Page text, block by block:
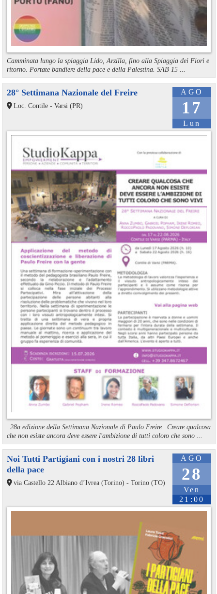
Camminata lungo la spiaggia Lido, Arzilla, fino alla Spiaggia dei Fiori e
ritorno. Portate bandiere della pace e della Palestina. SAB 15 ...
AGO
17
Lun
28° Settimana Nazionale del Freire
Loc. Contile - Varsi (PR)
_28a edizione della Settimana Nazionale di Paulo Freire_ Creare qualcosa
che non esiste ancora deve essere l'ambizione di tutti coloro che sono ...
AGO
28
Ven
21:00
Noi Tutti Partigiani con i nostri 28 libri
della pace
via Castello 22 Albiano d’Ivrea (Torino) - Torino (TO)